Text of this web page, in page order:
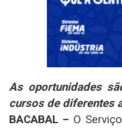
As oportunidades
cursos de diferentes
BACABAL – O